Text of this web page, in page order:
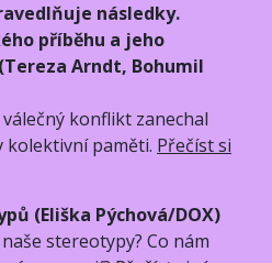
následky.
příběhu a jeho
Arndt, Bohumil
konflikt zanechal
paměti. Přečíst si
(Eliška Pýchová/DOX)
stereotypy? Co nám